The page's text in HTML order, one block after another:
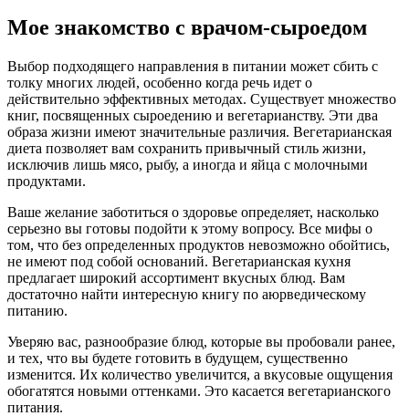
Мое знакомство с врачом-сыроедом
Выбор подходящего направления в питании может сбить с
толку многих людей, особенно когда речь идет о
действительно эффективных методах. Существует множество
книг, посвященных сыроедению и вегетарианству. Эти два
образа жизни имеют значительные различия. Вегетарианская
диета позволяет вам сохранить привычный стиль жизни,
исключив лишь мясо, рыбу, а иногда и яйца с молочными
продуктами.
Ваше желание заботиться о здоровье определяет, насколько
серьезно вы готовы подойти к этому вопросу. Все мифы о
том, что без определенных продуктов невозможно обойтись,
не имеют под собой оснований. Вегетарианская кухня
предлагает широкий ассортимент вкусных блюд. Вам
достаточно найти интересную книгу по аюрведическому
питанию.
Уверяю вас, разнообразие блюд, которые вы пробовали ранее,
и тех, что вы будете готовить в будущем, существенно
изменится. Их количество увеличится, а вкусовые ощущения
обогатятся новыми оттенками. Это касается вегетарианского
питания.